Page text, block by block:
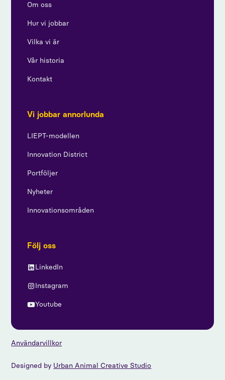
Om oss
Hur vi jobbar
Vilka vi är
Vår historia
Kontakt
Vi jobbar annorlunda
LIEPT-modellen
Innovation District
Portföljer
Nyheter
Innovationsområden
Följ oss
LinkedIn
Instagram
Youtube
Designed by Urban Animal Creative Studio
Användarvillkor